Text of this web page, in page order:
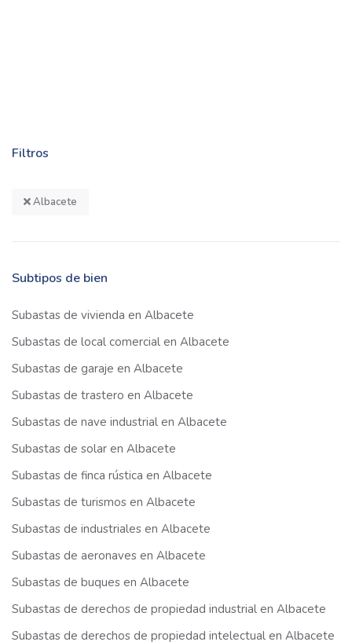
Filtros
Albacete
Subtipos de bien
Subastas de vivienda en Albacete
Subastas de local comercial en Albacete
Subastas de garaje en Albacete
Subastas de trastero en Albacete
Subastas de nave industrial en Albacete
Subastas de solar en Albacete
Subastas de finca rústica en Albacete
Subastas de turismos en Albacete
Subastas de industriales en Albacete
Subastas de aeronaves en Albacete
Subastas de buques en Albacete
Subastas de derechos de propiedad industrial en Albacete
Subastas de derechos de propiedad intelectual en Albacete